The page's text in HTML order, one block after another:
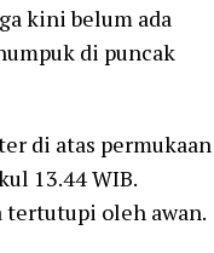
kini belum ada
di puncak
di atas permukaan
13.44 WIB.
tertutupi oleh awan.